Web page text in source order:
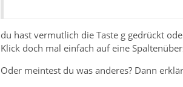
du hast vermutlich die Taste g gedrückt
Klick doch mal einfach auf eine
Oder meintest du was anderes? Dann